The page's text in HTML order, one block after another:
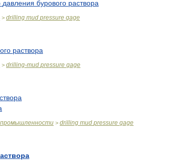
давления бурового раствора
> drilling mud pressure gage
раствора
> drilling-mud pressure gage
промышленности > drilling mud pressure gage